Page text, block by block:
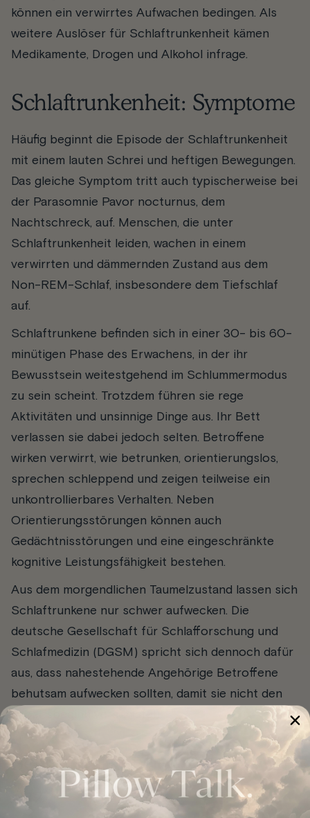
können ein verwirrtes Aufwachen bedingen. Als
weitere Auslöser für Schlaftrunkenheit kämen
Medikamente, Drogen und Alkohol infrage.
Schlaftrunkenheit: Symptome
Häufig beginnt die Episode der Schlaftrunkenheit
mit einem lauten Schrei und heftigen Bewegungen.
Das gleiche Symptom tritt auch typischerweise bei
der Parasomnie Pavor nocturnus, dem
Nachtschreck, auf. Menschen, die unter
Schlaftrunkenheit leiden, wachen in einem
verwirrten und dämmernden Zustand aus dem
Non-REM-Schlaf, insbesondere dem Tiefschlaf
auf.
Schlaftrunkene befinden sich in einer 30- bis 60-
minütigen Phase des Erwachens, in der ihr
Bewusstsein weitestgehend im Schlummermodus
zu sein scheint. Trotzdem führen sie rege
Aktivitäten und unsinnige Dinge aus. Ihr Bett
verlassen sie dabei jedoch selten. Betroffene
wirken verwirrt, wie betrunken, orientierungslos,
sprechen schleppend und zeigen teilweise ein
unkontrollierbares Verhalten. Neben
Orientierungsstörungen können auch
Gedächtnisstörungen und eine eingeschränkte
kognitive Leistungsfähigkeit bestehen.
Aus dem morgendlichen Taumelzustand lassen sich
Schlaftrunkene nur schwer aufwecken. Die
deutsche Gesellschaft für Schlafforschung und
Schlafmedizin (DGSM) spricht sich dennoch dafür
aus, dass nahestehende Angehörige Betroffene
behutsam aufwecken sollten, damit sie nicht den
Arbeitsbeginn verschlafen.
Schlaftrunkenheit: Wann zum
Arzt?